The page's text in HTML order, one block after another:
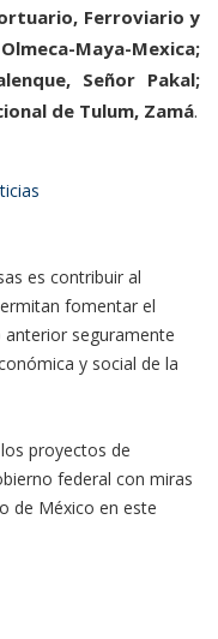
Ferroviario y
Maya-Mexica;
Señor Pakal;
de Tulum, Zamá.
es contribuir al
fomentar el
seguramente
y social de la
proyectos de
federal con miras
de México en este